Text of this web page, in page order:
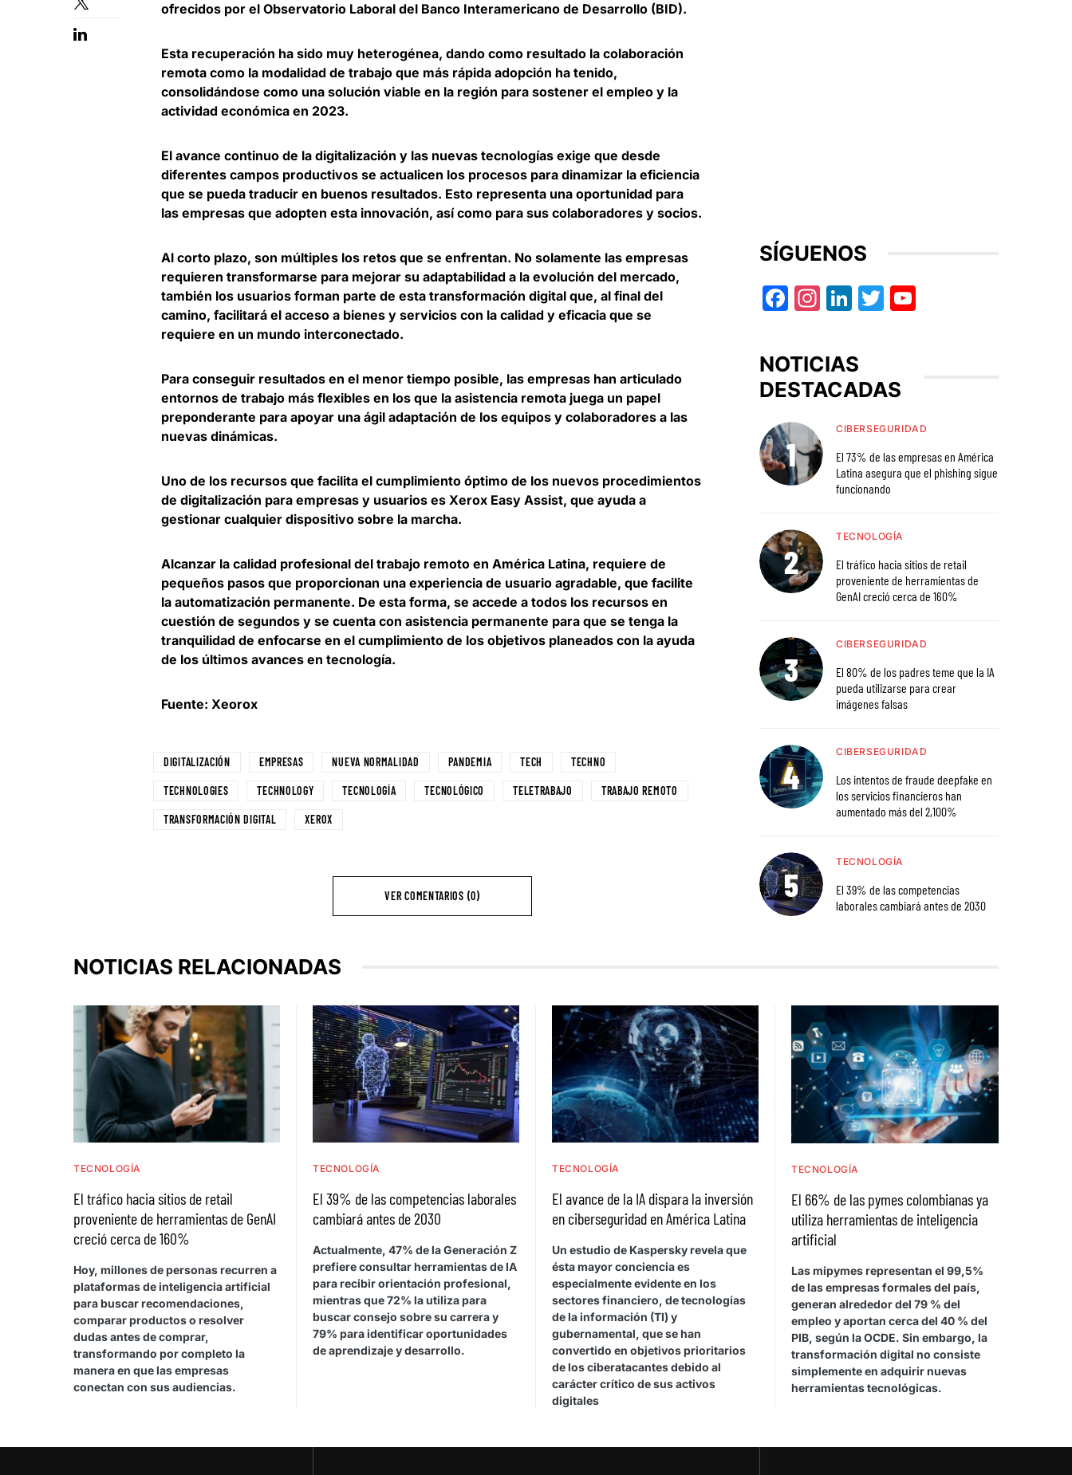
ofrecidos por el Observatorio Laboral del Banco Interamericano de Desarrollo (BID).
Esta recuperación ha sido muy heterogénea, dando como resultado la colaboración
remota como la modalidad de trabajo que más rápida adopción ha tenido,
consolidándose como una solución viable en la región para sostener el empleo y la
actividad económica en 2023.
El avance continuo de la digitalización y las nuevas tecnologías exige que desde
diferentes campos productivos se actualicen los procesos para dinamizar la eficiencia
que se pueda traducir en buenos resultados. Esto representa una oportunidad para
las empresas que adopten esta innovación, así como para sus colaboradores y socios.
Al corto plazo, son múltiples los retos que se enfrentan. No solamente las empresas
requieren transformarse para mejorar su adaptabilidad a la evolución del mercado,
también los usuarios forman parte de esta transformación digital que, al final del
camino, facilitará el acceso a bienes y servicios con la calidad y eficacia que se
requiere en un mundo interconectado.
Para conseguir resultados en el menor tiempo posible, las empresas han articulado
entornos de trabajo más flexibles en los que la asistencia remota juega un papel
preponderante para apoyar una ágil adaptación de los equipos y colaboradores a las
nuevas dinámicas.
Uno de los recursos que facilita el cumplimiento óptimo de los nuevos procedimientos
de digitalización para empresas y usuarios es Xerox Easy Assist, que ayuda a
gestionar cualquier dispositivo sobre la marcha.
Alcanzar la calidad profesional del trabajo remoto en América Latina, requiere de
pequeños pasos que proporcionan una experiencia de usuario agradable, que facilite
la automatización permanente. De esta forma, se accede a todos los recursos en
cuestión de segundos y se cuenta con asistencia permanente para que se tenga la
tranquilidad de enfocarse en el cumplimiento de los objetivos planeados con la ayuda
de los últimos avances en tecnología.
Fuente: Xeorox
DIGITALIZACIÓN EMPRESAS NUEVA NORMALIDAD PANDEMIA TECH TECHNO
TECHNOLOGIES TECHNOLOGY TECNOLOGÍA TECNOLÓGICO TELETRABAJO TRABAJO REMOTO
TRANSFORMACIÓN DIGITAL XEROX
VER COMENTARIOS (0)
SÍGUENOS
Facebook
Instagram
LinkedIn
Twitter
NOTICIAS
DESTACADAS
CIBERSEGURIDAD
El 73% de las empresas en América
Latina asegura que el phishing sigue
funcionando
TECNOLOGÍA
El tráfico hacia sitios de retail
proveniente de herramientas de
GenAI creció cerca de 160%
CIBERSEGURIDAD
El 80% de los padres teme que la IA
pueda utilizarse para crear
imágenes falsas
CIBERSEGURIDAD
Los intentos de fraude deepfake en
los servicios financieros han
aumentado más del 2,100%
TECNOLOGÍA
El 39% de las competencias
laborales cambiará antes de 2030
NOTICIAS RELACIONADAS
TECNOLOGÍA
El tráfico hacia sitios de retail
proveniente de herramientas de GenAI
creció cerca de 160%
Hoy, millones de personas recurren a
plataformas de inteligencia artificial
para buscar recomendaciones,
comparar productos o resolver
dudas antes de comprar,
transformando por completo la
manera en que las empresas
conectan con sus audiencias.
TECNOLOGÍA
El 39% de las competencias laborales
cambiará antes de 2030
Actualmente, 47% de la Generación Z
prefiere consultar herramientas de IA
para recibir orientación profesional,
mientras que 72% la utiliza para
buscar consejo sobre su carrera y
79% para identificar oportunidades
de aprendizaje y desarrollo.
TECNOLOGÍA
El avance de la IA dispara la inversión
en ciberseguridad en América Latina
Un estudio de Kaspersky revela que
ésta mayor conciencia es
especialmente evidente en los
sectores financiero, de tecnologías
de la información (TI) y
gubernamental, que se han
convertido en objetivos prioritarios
de los ciberatacantes debido al
carácter crítico de sus activos
digitales
TECNOLOGÍA
El 66% de las pymes colombianas ya
utiliza herramientas de inteligencia
artificial
Las mipymes representan el 99,5%
de las empresas formales del país,
generan alrededor del 79 % del
empleo y aportan cerca del 40 % del
PIB, según la OCDE. Sin embargo, la
transformación digital no consiste
simplemente en adquirir nuevas
herramientas tecnológicas.